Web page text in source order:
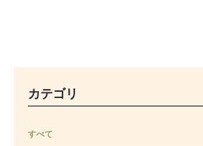
カテゴリ
すべて